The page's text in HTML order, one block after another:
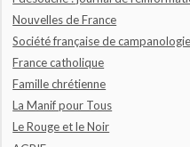
Nouvelles de France
Société française de campanologie
France catholique
Famille chrétienne
La Manif pour Tous
Le Rouge et le Noir